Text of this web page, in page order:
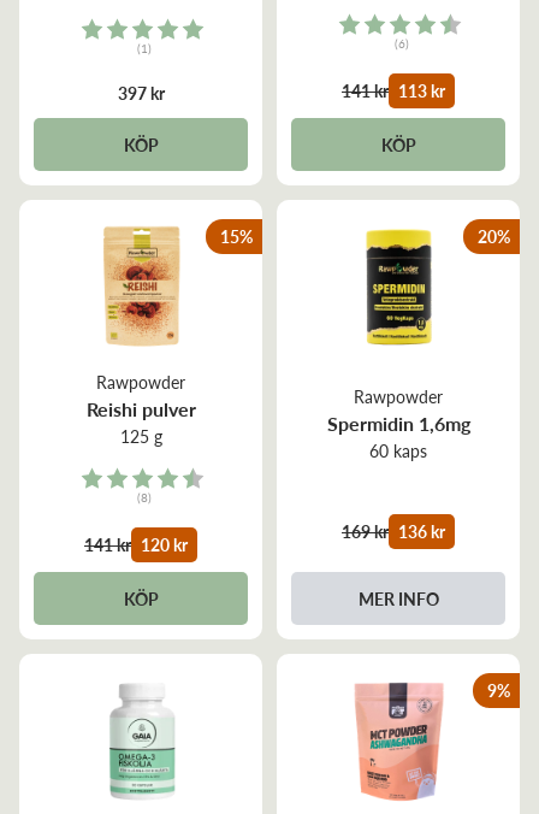
Rating:
(1)
397 kr
KÖP
Rating:
(6)
141 kr 113 kr
KÖP
Rawpowder
Reishi pulver
125 g
Rating:
(8)
141 kr 120 kr
KÖP
15%
Rawpowder
Spermidin 1,6mg
60 kaps
169 kr 136 kr
MER INFO
20%
9%